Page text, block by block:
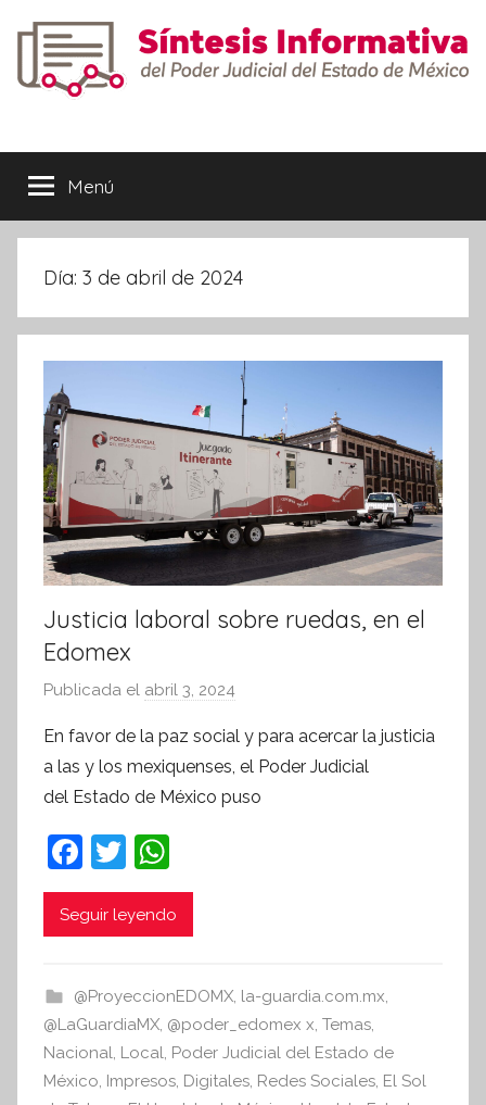
contenido
Menú
Día: 3 de abril de 2024
Justicia laboral sobre ruedas, en el
Edomex
Publicada el abril 3, 2024
r
S
í
n
f
o
En favor de la paz social y para acercar la justicia
a las y los mexiquenses, el Poder Judicial
del Estado de México puso
F
a
c
b
o
o
k
T
w
itt
h
at
A
p
p
Seguir leyendo
@ProyeccionEDOMX, la-guardia.com.mx,
@LaGuardiaMX, @poder_edomex x, Temas,
Nacional, Local, Poder Judicial del Estado de
México, Impresos, Digitales, Redes Sociales, El Sol